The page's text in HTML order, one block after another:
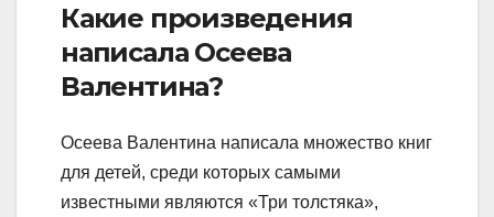
Какие произведения
написала Осеева
Валентина?
Осеева Валентина написала множество книг
для детей, среди которых самыми
известными являются «Три толстяка»,